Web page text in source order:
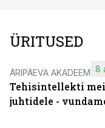
ÜRITUSED
ÄRIPÄEVA AKADEEMIA
Tehisintellekti
juhtidele -
8